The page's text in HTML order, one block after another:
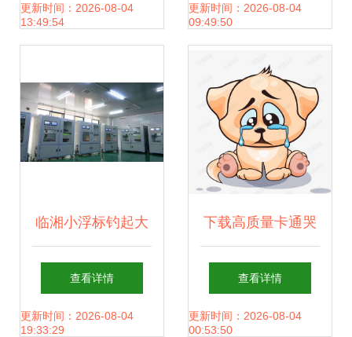
——致敬微博id单
美好生活研究所
更新时间：2026-08-04
13:49:54
食品质量管理动画
更新时间：2026-08-04
09:49:50
临湘小浮标钓起大
产业
查看详情
更新时间：2026-08-04
19:33:29
下载高质量卡通哭
泣小狗图片，提升
创作效率和视觉吸
查看详情
更新时间：2026-08-04
00:53:50